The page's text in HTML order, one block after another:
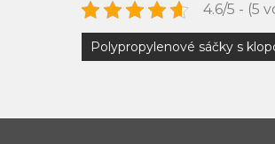
4.6/5 - (5
Navigace
pro
Polypropylenové sáčky s